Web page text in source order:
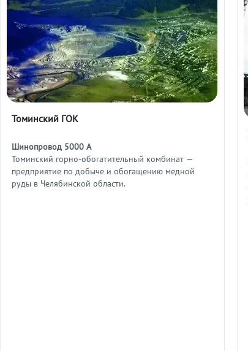
Томинский ГОК
Шинопровод 5000 А
Томинский горно-обогатительный комбинат —
предприятие по добыче и обогащению медной
руды в Челябинской области.